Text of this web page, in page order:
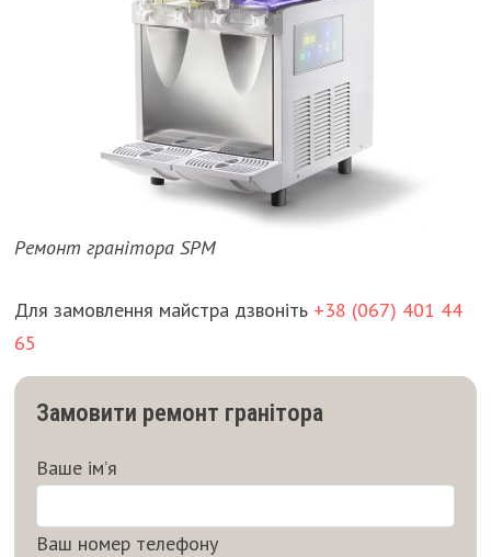
Ремонт гранітора SPM
Для замовлення майстра дзвоніть +38 (067) 401 44
65
Замовити ремонт гранітора
Ваше ім’я
Ваш номер телефону